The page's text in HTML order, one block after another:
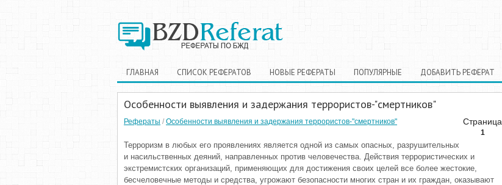
ГЛАВНАЯ СПИСОК РЕФЕРАТОВ НОВЫЕ РЕФЕРАТЫ ПОПУЛЯРНЫЕ ДОБАВИТЬ РЕФЕРАТ
Особенности выявления и задержания террористов-"смертников"
Страница
1
Рефераты / Особенности выявления и задержания террористов-"смертников"
Терроризм в любых его проявлениях является одной из самых опасных, разрушительных
и насильственных деяний, направленных против человечества. Действия террористических и
экстремистских организаций, применяющих для достижения своих целей все более жестокие,
бесчеловечные методы и средства, угрожают безопасности многих стран и их граждан, оказывают